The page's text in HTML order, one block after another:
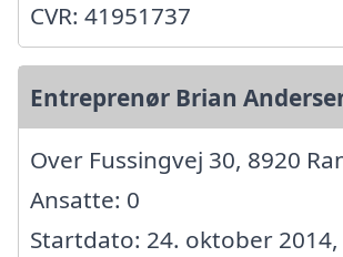
CVR: 41951737
Entreprenør Brian
Over Fussingvej 30, 8920
Ansatte: 0
Startdato: 24. oktober 2014,